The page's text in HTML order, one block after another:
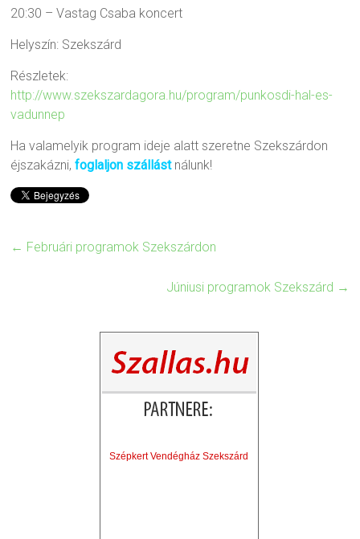
20:30 – Vastag Csaba koncert
Helyszín: Szekszárd
Részletek:
http://www.szekszardagora.hu/program/punkosdi-hal-es-
vadunnep
Ha valamelyik program ideje alatt szeretne Szekszárdon
éjszakázni,foglaljon szállástnálunk!
← Februári programok Szekszárdon
Júniusi programok Szekszárd →
Szépkert Vendégház Szekszárd